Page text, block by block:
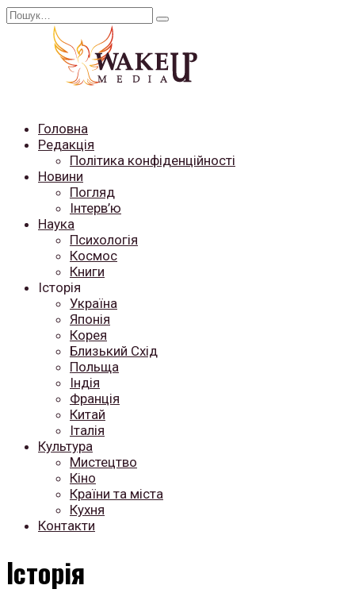
Перейти
Search
Головна
Редакція
Політика конфіденційності
Новини
Погляд
Інтерв’ю
Наука
Психологія
Космос
Книги
Історія
Україна
Японія
Корея
Близький Схід
Польща
Індія
Франція
Китай
Італія
Культура
Мистецтво
Кіно
Країни та міста
Кухня
Контакти
Історія